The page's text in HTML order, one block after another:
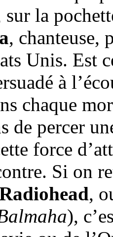
sur la
, chanteuse,
Unis. Est
à
chaque
de percer
force
Si on
,
),